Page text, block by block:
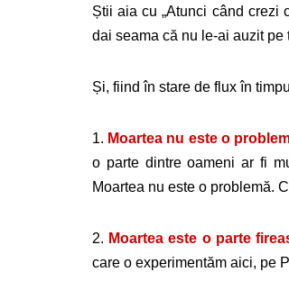
Știi aia cu „Atunci când crezi
dai seama că nu le-ai auzit pe
Și, fiind în stare de flux în
1. Moartea nu este o
o parte dintre oameni ar fi
Moartea nu este o problemă.
2. Moartea este o parte
care o experimentăm aici, pe